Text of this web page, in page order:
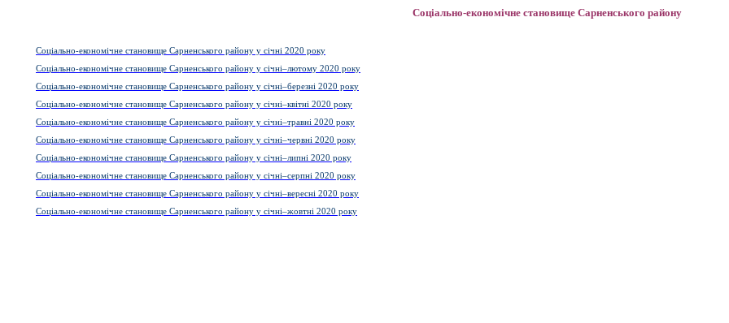
Соціально-економічне становище Сарненського району
Соціально-економічне становище Сарненського району у січні 2020 року
Соціально-економічне становище Сарненського району у січні–лютому 2020 року
Соціально-економічне становище Сарненського району у січні–березні 2020 року
Соціально-економічне становище Сарненського району у січні–квітні 2020 року
Соціально-економічне становище Сарненського району у січні–травні 2020 року
Соціально-економічне становище Сарненського району у січні–червні 2020 року
Соціально-економічне становище Сарненського району у січні–липні 2020 року
Соціально-економічне становище Сарненського району у січні–серпні 2020 року
Соціально-економічне становище Сарненського району у січні–вересні 2020 року
Соціально-економічне становище Сарненського району у січні–жовтні 2020 року